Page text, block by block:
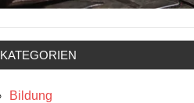
KATEGORIEN
Bildung